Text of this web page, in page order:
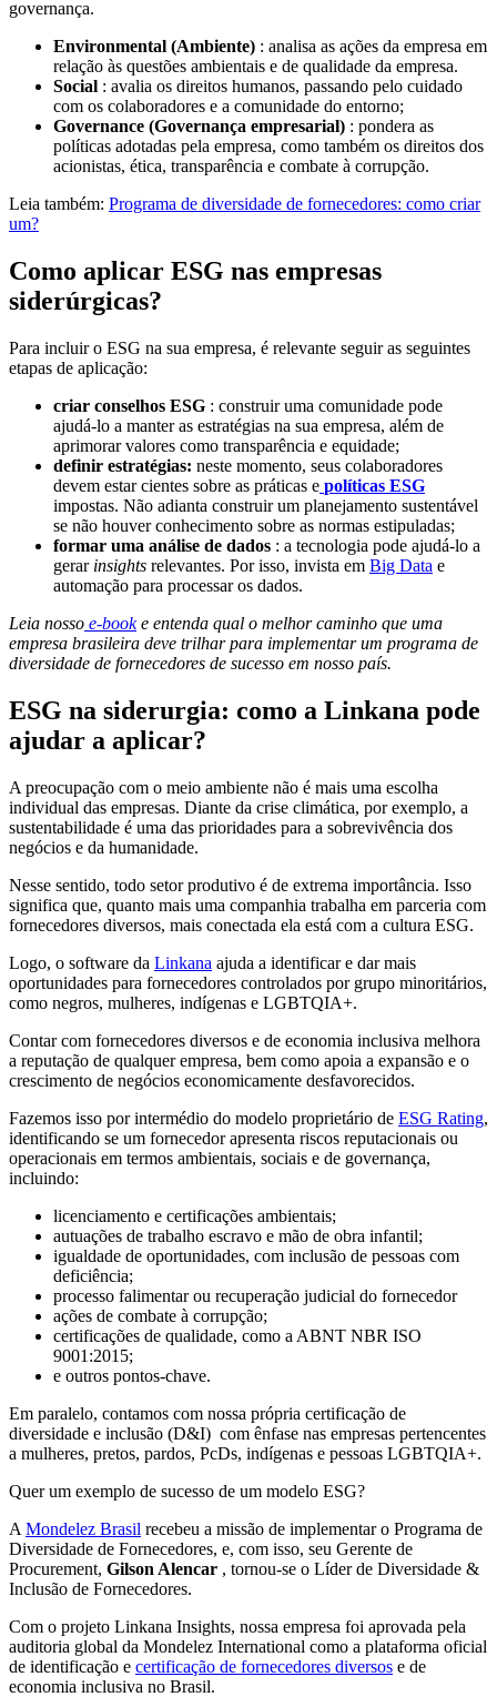
governança.
Environmental (Ambiente) : analisa as ações da empresa em
relação às questões ambientais e de qualidade da empresa.
Social : avalia os direitos humanos, passando pelo cuidado
com os colaboradores e a comunidade do entorno;
Governance (Governança empresarial) : pondera as
políticas adotadas pela empresa, como também os direitos dos
acionistas, ética, transparência e combate à corrupção.
Leia também: Programa de diversidade de fornecedores: como criar
um?
Como aplicar ESG nas empresas
siderúrgicas?
Para incluir o ESG na sua empresa, é relevante seguir as seguintes
etapas de aplicação:
criar conselhos ESG : construir uma comunidade pode
ajudá-lo a manter as estratégias na sua empresa, além de
aprimorar valores como transparência e equidade;
definir estratégias: neste momento, seus colaboradores
devem estar cientes sobre as práticas e políticas ESG
impostas. Não adianta construir um planejamento sustentável
se não houver conhecimento sobre as normas estipuladas;
formar uma análise de dados : a tecnologia pode ajudá-lo a
gerar insights relevantes. Por isso, invista em Big Data e
automação para processar os dados.
Leia nosso e-book e entenda qual o melhor caminho que uma
empresa brasileira deve trilhar para implementar um programa de
diversidade de fornecedores de sucesso em nosso país.
ESG na siderurgia: como a Linkana pode
ajudar a aplicar?
A preocupação com o meio ambiente não é mais uma escolha
individual das empresas. Diante da crise climática, por exemplo, a
sustentabilidade é uma das prioridades para a sobrevivência dos
negócios e da humanidade.
Nesse sentido, todo setor produtivo é de extrema importância. Isso
significa que, quanto mais uma companhia trabalha em parceria com
fornecedores diversos, mais conectada ela está com a cultura ESG.
Logo, o software da Linkana ajuda a identificar e dar mais
oportunidades para fornecedores controlados por grupo minoritários,
como negros, mulheres, indígenas e LGBTQIA+.
Contar com fornecedores diversos e de economia inclusiva melhora
a reputação de qualquer empresa, bem como apoia a expansão e o
crescimento de negócios economicamente desfavorecidos.
Fazemos isso por intermédio do modelo proprietário de ESG Rating,
identificando se um fornecedor apresenta riscos reputacionais ou
operacionais em termos ambientais, sociais e de governança,
incluindo:
licenciamento e certificações ambientais;
autuações de trabalho escravo e mão de obra infantil;
igualdade de oportunidades, com inclusão de pessoas com
deficiência;
processo falimentar ou recuperação judicial do fornecedor
ações de combate à corrupção;
certificações de qualidade, como a ABNT NBR ISO
9001:2015;
e outros pontos-chave.
Em paralelo, contamos com nossa própria certificação de
diversidade e inclusão (D&I) com ênfase nas empresas pertencentes
a mulheres, pretos, pardos, PcDs, indígenas e pessoas LGBTQIA+.
Quer um exemplo de sucesso de um modelo ESG?
A Mondelez Brasil recebeu a missão de implementar o Programa de
Diversidade de Fornecedores, e, com isso, seu Gerente de
Procurement, Gilson Alencar , tornou-se o Líder de Diversidade &
Inclusão de Fornecedores.
Com o projeto Linkana Insights, nossa empresa foi aprovada pela
auditoria global da Mondelez International como a plataforma oficial
de identificação e certificação de fornecedores diversos e de
economia inclusiva no Brasil.